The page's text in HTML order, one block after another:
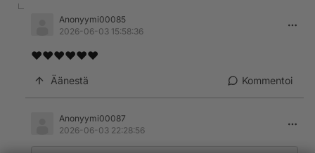
Anonyymi00085
2026-06-03 15:58:36
❤️❤️❤️❤️❤️❤️
Äänestä Kommentoi
Anonyymi00087
2026-06-03 22:28:56